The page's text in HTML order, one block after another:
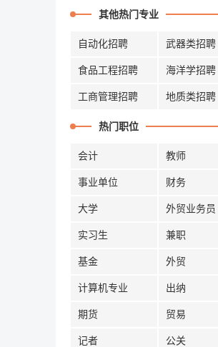
其他热门专业
自动化招聘 武器类招聘
食品工程招聘 海洋学招聘
工商管理招聘 地质类招聘
热门职位
会计 教师
事业单位 财务
大学 外贸业务员
实习生 兼职
基金 外贸
计算机专业 出纳
期货 贸易
记者 公关